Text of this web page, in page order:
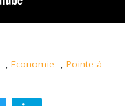
, Economie , Pointe-à-